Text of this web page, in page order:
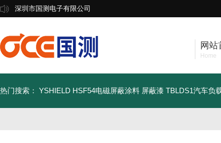
深圳市国测电子有限公司
网站
Home
热门搜索： YSHIELD HSF54电磁屏蔽涂料 屏蔽漆 TBLDS1汽车负